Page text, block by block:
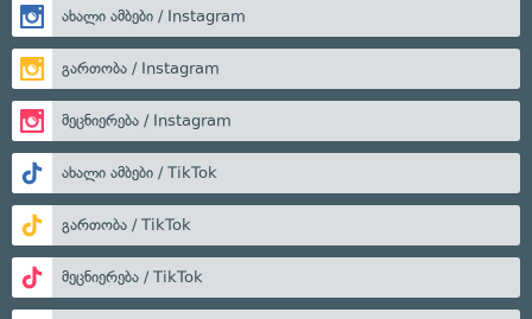
ახალი ამბები / Instagram
გართობა / Instagram
მეცნიერება / Instagram
ახალი ამბები / TikTok
გართობა / TikTok
მეცნიერება / TikTok